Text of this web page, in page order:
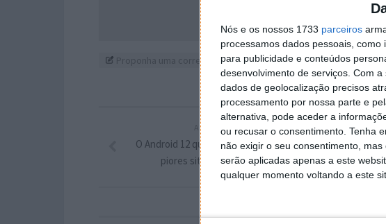
Nós e os nossos 1733 parceiros
processamos dados pessoais,
para publicidade e conteúdos
desenvolvimento de serviços. Com a
dados de geolocalização precisos
processamento por nossa parte e
alternativa, pode aceder a
ou recusar o consentimento. Tenha
não exigir o seu consentimento,
serão aplicadas apenas a este
qualquer momento voltando a este
Acompanhe o Pplware no
Proponha uma correção, faça uma sugestão
ARTIGO ANTERIOR
O Android 12 quer ajudar os utilizadores nas
piores situações de emergência